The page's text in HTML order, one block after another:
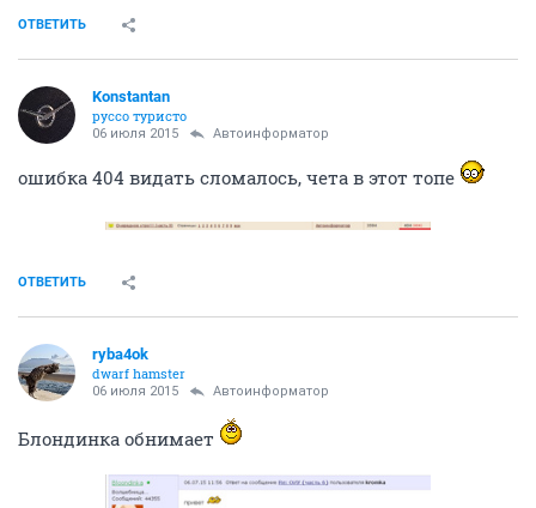
ОТВЕТИТЬ
Konstantan
руссо туристо
06 июля 2015 Автоинформатор
ошибка 404 видать сломалось, чета в этот топе
ОТВЕТИТЬ
ryba4ok
dwarf hamster
06 июля 2015 Автоинформатор
Блондинка обнимает